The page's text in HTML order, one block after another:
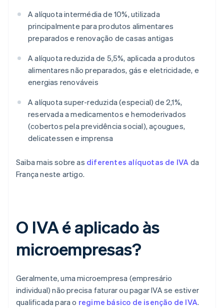
A alíquota intermédia de 10%, utilizada
principalmente para produtos alimentares
preparados e renovação de casas antigas
A alíquota reduzida de 5,5%, aplicada a produtos
alimentares não preparados, gás e eletricidade, e
energias renováveis
A alíquota super-reduzida (especial) de 2,1%,
reservada a medicamentos e hemoderivados
(cobertos pela previdência social), açougues,
delicatessen e imprensa
Saiba mais sobre as diferentes alíquotas de IVA da
França neste artigo.
O IVA é aplicado às
microempresas?
Geralmente, uma microempresa (empresário
individual) não precisa faturar ou pagar IVA se estiver
qualificada para o regime básico de isenção de IVA.